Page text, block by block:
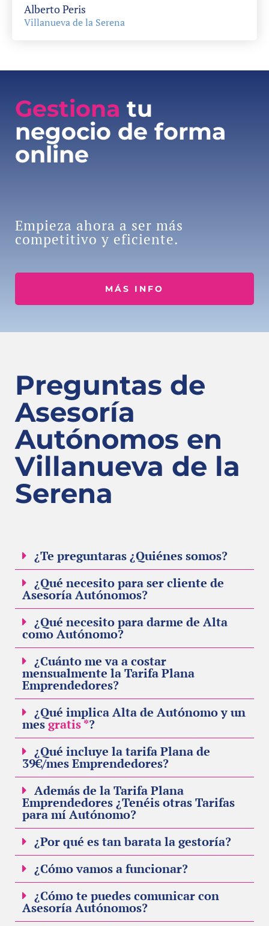
Alberto Peris
Villanueva de la Serena
Gestiona tu
negocio de forma
online
Empieza ahora a ser más
competitivo y eficiente.
MÁS INFO
Preguntas de
Asesoría
Autónomos en
Villanueva de la
Serena
¿Te preguntaras ¿Quiénes somos?
¿Qué necesito para ser cliente de
Asesoría Autónomos?
¿Qué necesito para darme de Alta
como Autónomo?
¿Cuánto me va a costar
mensualmente la Tarifa Plana
Emprendedores?
¿Qué implica Alta de Autónomo y un
mesgratis *?
¿Qué incluye la tarifa Plana de
39€/mes Emprendedores?
Además de la Tarifa Plana
Emprendedores ¿Tenéis otras Tarifas
para mí Autónomo?
¿Por qué es tan barata la gestoría?
¿Cómo vamos a funcionar?
¿Cómo te puedes comunicar con
Asesoría Autónomos?